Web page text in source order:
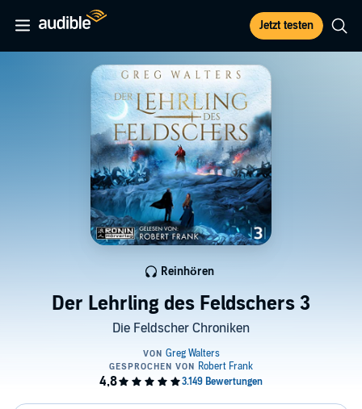
Jetzt testen
Der Lehrling des Feldschers 3
Die Feldscher Chroniken
Reinhören